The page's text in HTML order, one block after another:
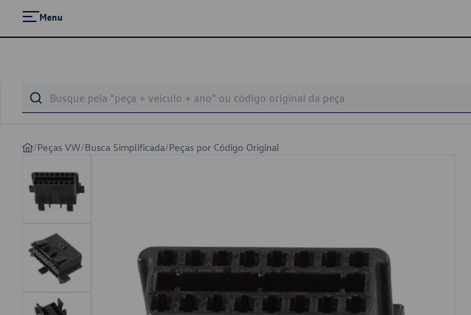
Menu
/Peças VW/Busca Simplificada/Peças por Código Original